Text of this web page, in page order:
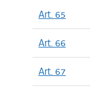
Art. 65
Art. 66
Art. 67